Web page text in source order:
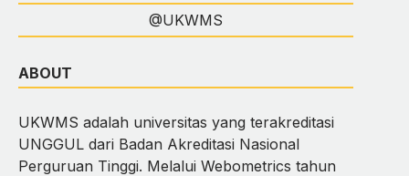
@UKWMS
ABOUT
UKWMS adalah universitas yang terakreditasi
UNGGUL dari Badan Akreditasi Nasional
Perguruan Tinggi. Melalui Webometrics tahun